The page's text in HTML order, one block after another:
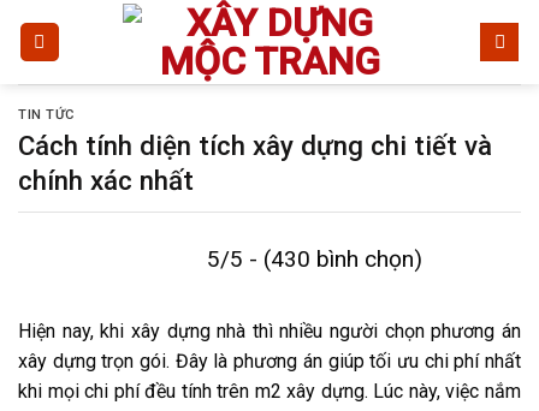
dungTIN TỨC
Cách tính diện tích xây dựng chi tiết và
chính xác nhất
5/5 - (430 bình chọn)
Hiện nay, khi xây dựng nhà thì nhiều người chọn phương án
xây dựng trọn gói. Đây là phương án giúp tối ưu chi phí nhất
khi mọi chi phí đều tính trên m2 xây dựng. Lúc này, việc nắm